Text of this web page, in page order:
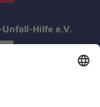
Hilfe e.V.